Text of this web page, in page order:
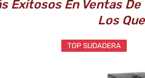
Exitosos En Ventas
Los
TOP SUDADERA